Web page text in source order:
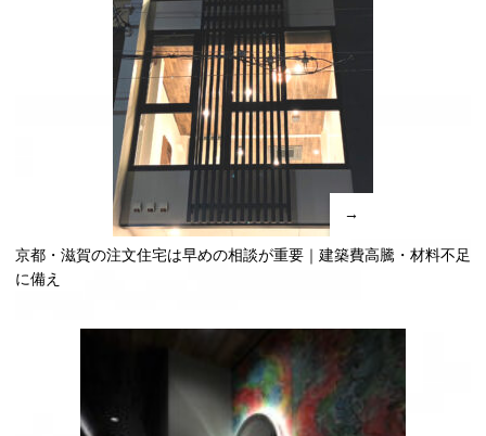
→
京都・滋賀の注文住宅は早めの相談が重要｜建築費高騰・材料不足
に備え